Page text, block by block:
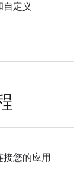
自定义
接您的应用